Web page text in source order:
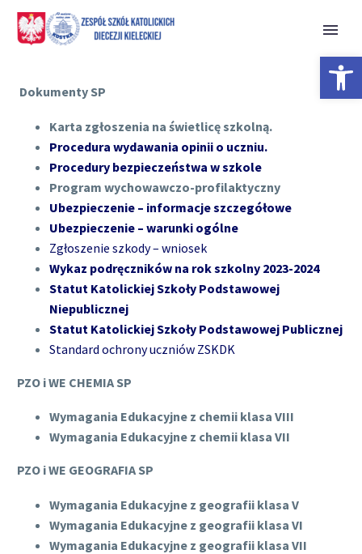
Dokumenty SP
Karta zgłoszenia na świetlicę szkolną.
Procedura wydawania opinii o uczniu.
Procedury bezpieczeństwa w szkole
Program wychowawczo-profilaktyczny
Ubezpieczenie – informacje szczegółowe
Ubezpieczenie – warunki ogólne
Zgłoszenie szkody – wniosek
Wykaz podręczników na rok szkolny 2023-2024
Statut Katolickiej Szkoły Podstawowej
Niepublicznej
Statut Katolickiej Szkoły Podstawowej Publicznej
Standard ochrony uczniów ZSKDK
PZO i WE CHEMIA SP
Wymagania Edukacyjne z chemii klasa VIII
Wymagania Edukacyjne z chemii klasa VII
PZO i WE GEOGRAFIA SP
Wymagania Edukacyjne z geografii klasa V
Wymagania Edukacyjne z geografii klasa VI
Wymagania Edukacyjne z geografii klasa VII